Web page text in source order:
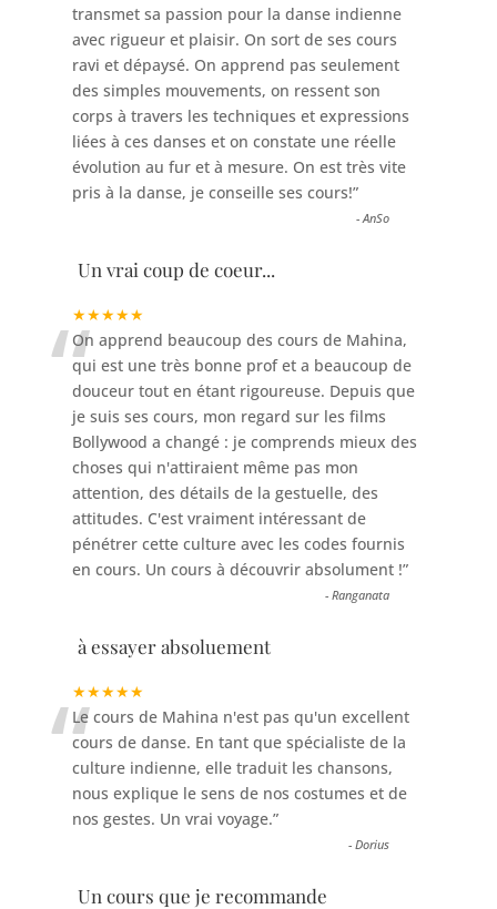
transmet sa passion pour la danse indienne
avec rigueur et plaisir. On sort de ses cours
ravi et dépaysé. On apprend pas seulement
des simples mouvements, on ressent son
corps à travers les techniques et expressions
liées à ces danses et on constate une réelle
évolution au fur et à mesure. On est très vite
pris à la danse, je conseille ses cours!”
-AnSo
Un vrai coup de coeur...
★★★★★
“On apprend beaucoup des cours de Mahina,
qui est une très bonne prof et a beaucoup de
douceur tout en étant rigoureuse. Depuis que
je suis ses cours, mon regard sur les films
Bollywood a changé : je comprends mieux des
choses qui n'attiraient même pas mon
attention, des détails de la gestuelle, des
attitudes. C'est vraiment intéressant de
pénétrer cette culture avec les codes fournis
en cours. Un cours à découvrir absolument !”
-Ranganata
à essayer absoluement
★★★★★
“Le cours de Mahina n'est pas qu'un excellent
cours de danse. En tant que spécialiste de la
culture indienne, elle traduit les chansons,
nous explique le sens de nos costumes et de
nos gestes. Un vrai voyage.”
-Dorius
Un cours que je recommande